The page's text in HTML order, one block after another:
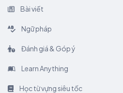
Bài viết
Ngữ pháp
Đánh giá & Góp ý
Learn Anything
Học từ vựng siêu tốc